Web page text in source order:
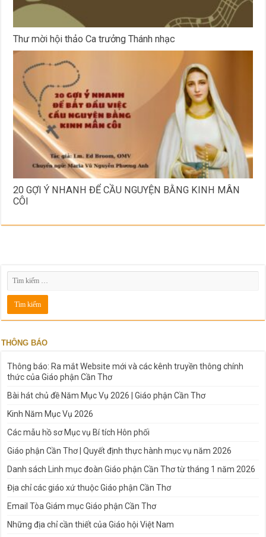
Thư mời hội thảo Ca trưởng Thánh nhạc
20 GỢI Ý NHANH ĐỂ CẦU NGUYỆN BẰNG KINH MÂN
CÔI
THÔNG BÁO
Thông báo: Ra mắt Website mới và các kênh truyền thông chính
thức của Giáo phận Cần Thơ
Bài hát chủ đề Năm Mục Vụ 2026 | Giáo phận Cần Thơ
Kinh Năm Mục Vụ 2026
Các mẫu hồ sơ Mục vụ Bí tích Hôn phối
Giáo phận Cần Thơ | Quyết định thực hành mục vụ năm 2026
Danh sách Linh mục đoàn Giáo phận Cần Thơ từ tháng 1 năm 2026
Địa chỉ các giáo xứ thuộc Giáo phận Cần Thơ
Email Tòa Giám mục Giáo phận Cần Thơ
Những địa chỉ cần thiết của Giáo hội Việt Nam